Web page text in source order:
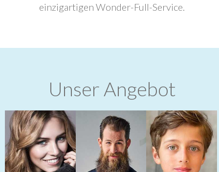
einzigartigen Wonder-Full-Service.
Unser Angebot